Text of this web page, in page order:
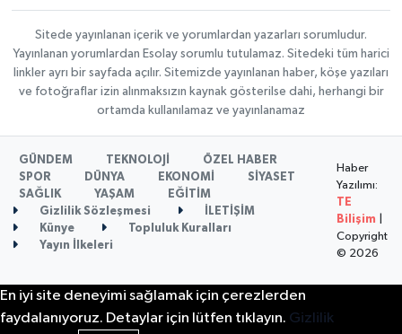
Sitede yayınlanan içerik ve yorumlardan yazarları sorumludur.
Yayınlanan yorumlardan Esolay sorumlu tutulamaz. Sitedeki tüm harici
linkler ayrı bir sayfada açılır. Sitemizde yayınlanan haber, köşe yazıları
ve fotoğraflar izin alınmaksızın kaynak gösterilse dahi, herhangi bir
ortamda kullanılamaz ve yayınlanamaz
GÜNDEM TEKNOLOJİ
ÖZEL HABER
SPOR
DÜNYA EKONOMİ
SİYASET
SAĞLIK
YAŞAM
EĞİTİM
Gizlilik Sözleşmesi
İLETİŞİM
Künye
Topluluk Kuralları
Yayın İlkeleri
Haber
Yazılımı:
TE
Bilişim
Copyright
© 2026
En iyi site deneyimi sağlamak için çerezlerden
faydalanıyoruz. Detaylar için lütfen tıklayın. Gizlilik